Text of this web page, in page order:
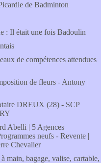
de Badminton
: Il était une fois Badoulin
de compétences attendues
de fleurs - Antony |
DREUX (28) - SCP
Abelli | 5 Agences
neufs - Revente |
Chevalier
main, bagage, valise, cartable,